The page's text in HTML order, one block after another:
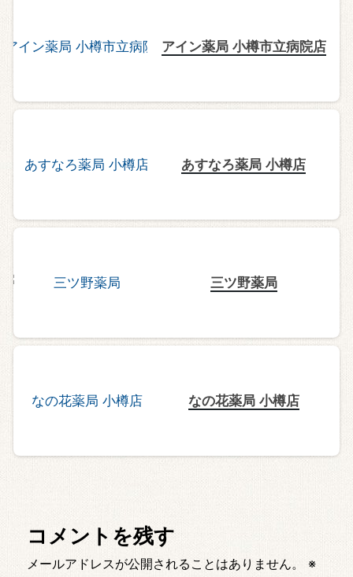
アイン薬局 小樽市立病院店
あすなろ薬局 小樽店
三ツ野薬局
なの花薬局 小樽店
コメントを残す
メールアドレスが公開されることはありません。
※